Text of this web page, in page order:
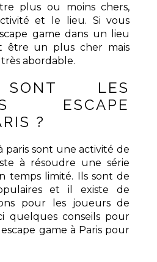
plus ou moins chers,
et le lieu. Si vous
game dans un lieu
être un plus cher mais
abordable.
LES
ESCAPE
?
paris sont une activité de
à résoudre une série
temps limité. Ils sont de
et il existe de
pour les joueurs de
quelques conseils pour
game à Paris pour